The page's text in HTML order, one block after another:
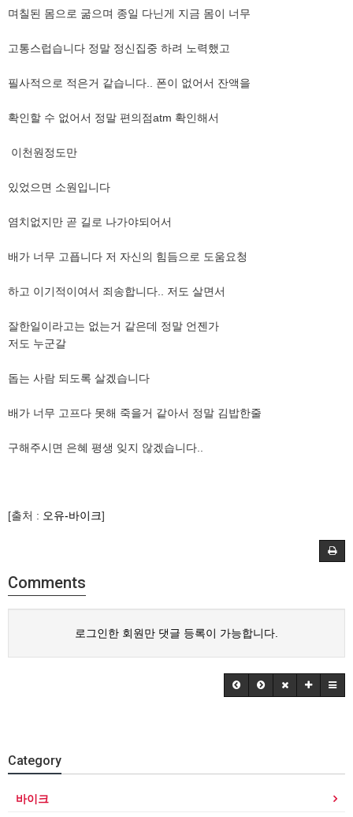
​며칠된 몸으로 굶으며 종일 다닌게 지금 몸이 너무
​고통스럽습니다 정말 정신집중 하려 노력했고
​필사적으로 적은거 같습니다.. 폰이 없어서 잔액을
​확인할 수 없어서 정말 편의점atm 확인해서
​ 이천원정도만
있었으면 소원입니다
​염치없지만 곧 길로 나가야되어서
​배가 너무 고픕니다 저 자신의 힘듬으로 도움요청
하고 이기적이여서 죄송합니다.. 저도 살면서
잘한일이라고는 없는거 같은데 정말 언젠가
저도 누군갈
돕는 사람 되도록 살겠습니다
배가 너무 고프다 못해 죽을거 같아서​ 정말 김밥한줄
구해주시면 은혜 평생 잊지 않겠습니다..
[출처 : 오유-바이크]
Comments
로그인한 회원만 댓글 등록이 가능합니다.
Category
바이크